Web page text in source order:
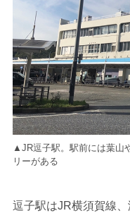
▲JR逗子駅。駅前には葉山
リーがある
逗子駅はJR横須賀線